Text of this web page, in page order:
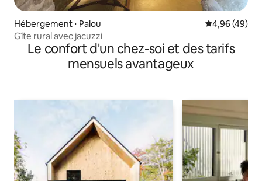
Hébergement ⋅ Palou Évaluation
4,96 (49)
Gîte rural avec jacuzzi
Le confort d'un chez-soi et des tarifs
mensuels avantageux